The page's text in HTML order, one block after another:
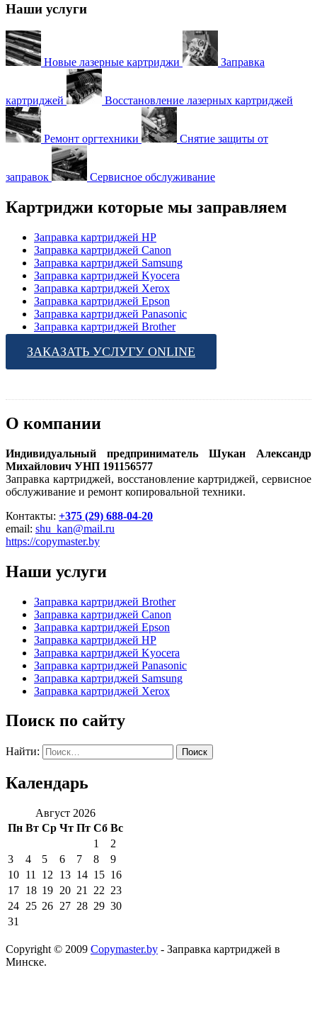
Наши услуги
Новые лазерные картриджи Заправка
картриджей Восстановление лазерных картриджей
Ремонт оргтехники Снятие защиты от
заправок Сервисное обслуживание
Картриджи которые мы заправляем
Заправка картриджей HP
Заправка картриджей Canon
Заправка картриджей Samsung
Заправка картриджей Kyocera
Заправка картриджей Xerox
Заправка картриджей Epson
Заправка картриджей Panasonic
Заправка картриджей Brother
ЗАКАЗАТЬ УСЛУГУ ONLINE
О компании
Индивидуальный предприниматель Шукан Александр
Михайлович УНП 191156577
Заправка картриджей, восстановление картриджей, сервисное
обслуживание и ремонт копировальной техники.
Контакты: +375 (29) 688-04-20
email: shu_kan@mail.ru
https://copymaster.by
Наши услуги
Заправка картриджей Brother
Заправка картриджей Canon
Заправка картриджей Epson
Заправка картриджей HP
Заправка картриджей Kyocera
Заправка картриджей Panasonic
Заправка картриджей Samsung
Заправка картриджей Xerox
Поиск по сайту
Найти:
Календарь
Август 2026
Пн Вт Ср Чт Пт Сб Вс
1
2
3
4 5 6 7 8
9
10 11 12 13 14 15 16
17 18 19 20 21 22 23
24 25 26 27 28 29 30
31
Copyright © 2009 Сopymaster.by - Заправка картриджей в
Минске.